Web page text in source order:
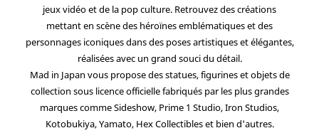
jeux vidéo et de la pop culture. Retrouvez des créations
mettant en scène des héroïnes emblématiques et des
personnages iconiques dans des poses artistiques et élégantes,
réalisées avec un grand souci du détail.
Mad in Japan vous propose desstatues,figurineset objets de
collection sous licence officielle fabriqués par les plus grandes
marques commeSideshow, Prime 1 Studio,Iron Studios,
Kotobukiya,Yamato, Hex Collectibleset bien d'autres.